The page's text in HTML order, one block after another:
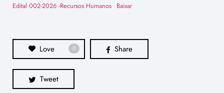
Edital 002-2026 -Recursos Humanos Baixar
Love 0 Share
Tweet